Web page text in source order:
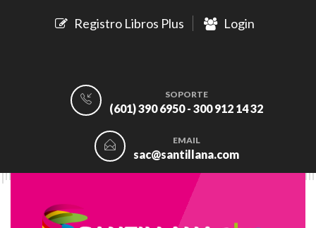
Registro Libros Plus Login
SOPORTE
(601) 390 6950 - 300 912 14 32
EMAIL
sac@santillana.com